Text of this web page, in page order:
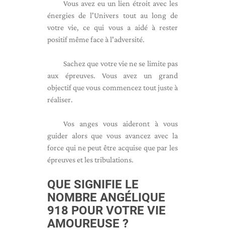
Vous avez eu un lien étroit avec les
énergies de l'Univers tout au long de
votre vie, ce qui vous a aidé à rester
positif même face à l'adversité.
Sachez que votre vie ne se limite pas
aux épreuves. Vous avez un grand
objectif que vous commencez tout juste à
réaliser.
Vos anges vous aideront à vous
guider alors que vous avancez avec la
force qui ne peut être acquise que par les
épreuves et les tribulations.
QUE SIGNIFIE LE
NOMBRE ANGÉLIQUE
918 POUR VOTRE VIE
AMOUREUSE ?